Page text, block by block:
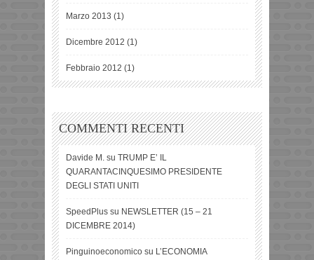
Marzo 2013 (1)
Dicembre 2012 (1)
Febbraio 2012 (1)
COMMENTI RECENTI
Davide M. su TRUMP E’ IL
QUARANTACINQUESIMO PRESIDENTE
DEGLI STATI UNITI
SpeedPlus su NEWSLETTER (15 – 21
DICEMBRE 2014)
Pinguinoeconomico su L’ECONOMIA